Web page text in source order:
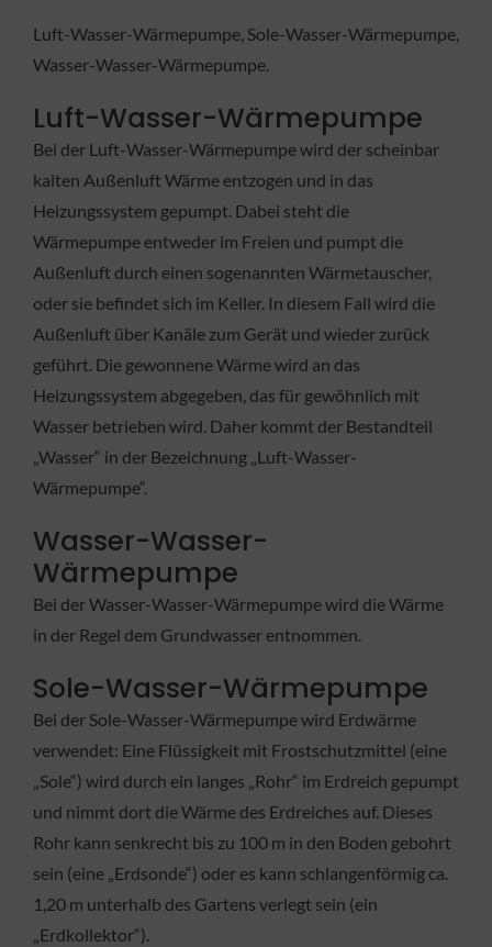
Luft-Wasser-Wärmepumpe, Sole-Wasser-Wärmepumpe,
Wasser-Wasser-Wärmepumpe.
Luft-Wasser-Wärmepumpe
Bei der Luft-Wasser-Wärmepumpe wird der scheinbar
kalten Außenluft Wärme entzogen und in das
Heizungssystem gepumpt. Dabei steht die
Wärmepumpe entweder im Freien und pumpt die
Außenluft durch einen sogenannten Wärmetauscher,
oder sie befindet sich im Keller. In diesem Fall wird die
Außenluft über Kanäle zum Gerät und wieder zurück
geführt. Die gewonnene Wärme wird an das
Heizungssystem abgegeben, das für gewöhnlich mit
Wasser betrieben wird. Daher kommt der Bestandteil
„Wasser“ in der Bezeichnung „Luft-Wasser-
Wärmepumpe“.
Wasser-Wasser-
Wärmepumpe
Bei der Wasser-Wasser-Wärmepumpe wird die Wärme
in der Regel dem Grundwasser entnommen.
Sole-Wasser-Wärmepumpe
Bei der Sole-Wasser-Wärmepumpe wird Erdwärme
verwendet: Eine Flüssigkeit mit Frostschutzmittel (eine
„Sole“) wird durch ein langes „Rohr“ im Erdreich gepumpt
und nimmt dort die Wärme des Erdreiches auf. Dieses
Rohr kann senkrecht bis zu 100 m in den Boden gebohrt
sein (eine „Erdsonde“) oder es kann schlangenförmig ca.
1,20 m unterhalb des Gartens verlegt sein (ein
„Erdkollektor“).